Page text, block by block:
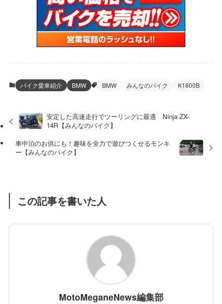
(64)
(109)
(15)
(5)
(17)
(5)
(32)
(61)
(13)
(60)
(171)
(38)
(47)
(59)
(36)
(47)
(35)
(41)
(12)
(16)
(20)
(8)
(16)
バイク愛車紹介 BMW BMW みんなのバイク K1600B
安定した高速走行でツーリングに最適 Ninja ZX-
14R【みんなのバイク】
車中泊のお供にも！趣味を全力で遊びつくせるモンキ
ー【みんなのバイク】
この記事を書いた人
MotoMeganeNews編集部